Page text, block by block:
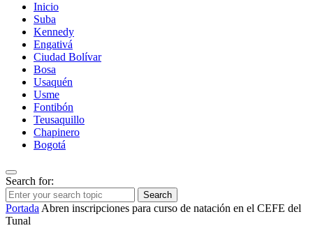
Inicio
Suba
Kennedy
Engativá
Ciudad Bolívar
Bosa
Usaquén
Usme
Fontibón
Teusaquillo
Chapinero
Bogotá
Search for:
Search
Portada Abren inscripciones para curso de natación en el CEFE del
Tunal